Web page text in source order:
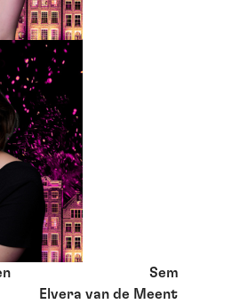
Sem
van de Meent